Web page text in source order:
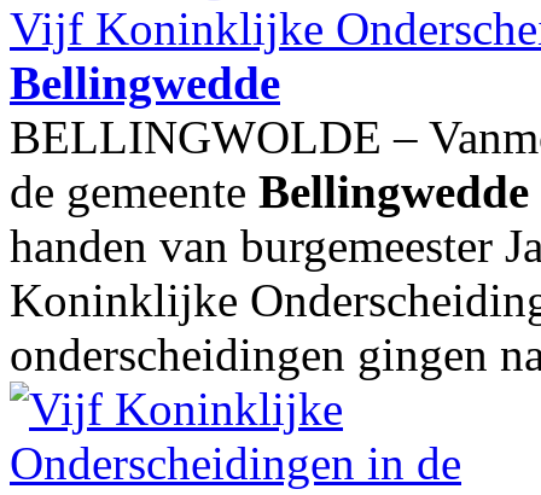
Vijf Koninklijke
Bellingwedde
BELLINGWOLDE –
de gemeente Bellingwedde
handen van burgemeester
Koninklijke
onderscheidingen gingen